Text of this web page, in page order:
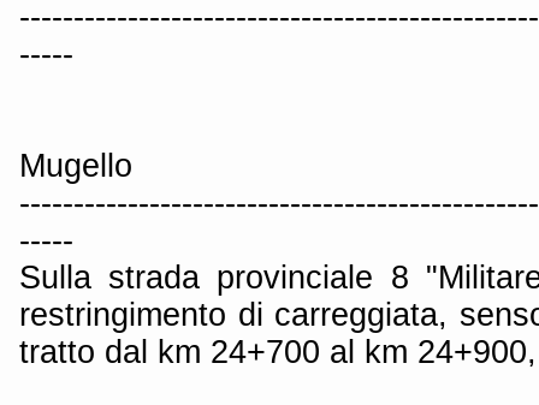
-----
Mugello
-----
Sulla strada provinciale 8
restringimento di carreggiata,
tratto dal km 24+700 al km